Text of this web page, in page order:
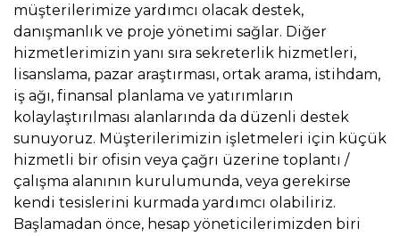
müşterilerimize yardımcı olacak destek,
danışmanlık ve proje yönetimi sağlar. Diğer
hizmetlerimizin yanı sıra sekreterlik hizmetleri,
lisanslama, pazar araştırması, ortak arama, istihdam,
iş ağı, finansal planlama ve yatırımların
kolaylaştırılması alanlarında da düzenli destek
sunuyoruz. Müşterilerimizin işletmeleri için küçük
hizmetli bir ofisin veya çağrı üzerine toplantı /
çalışma alanının kurulumunda, veya gerekirse
kendi tesislerini kurmada yardımcı olabiliriz.
Başlamadan önce, hesap yöneticilerimizden biri